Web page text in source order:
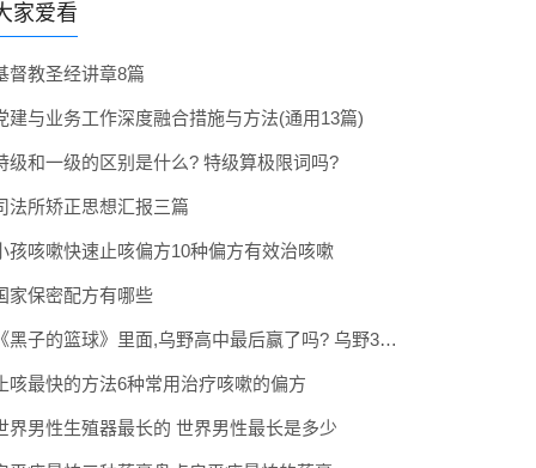
家爱看
督教圣经讲章8篇
建与业务工作深度融合措施与方法(通用13篇)
级和一级的区别是什么? 特级算极限词吗?
法所矫正思想汇报三篇
孩咳嗽快速止咳偏方10种偏方有效治咳嗽
家保密配方有哪些
《黑子的篮球》里面,乌野高中最后赢了吗? 乌野3年拿到全国冠军了吗
咳最快的方法6种常用治疗咳嗽的偏方
界男性生殖器最长的 世界男性最长是多少